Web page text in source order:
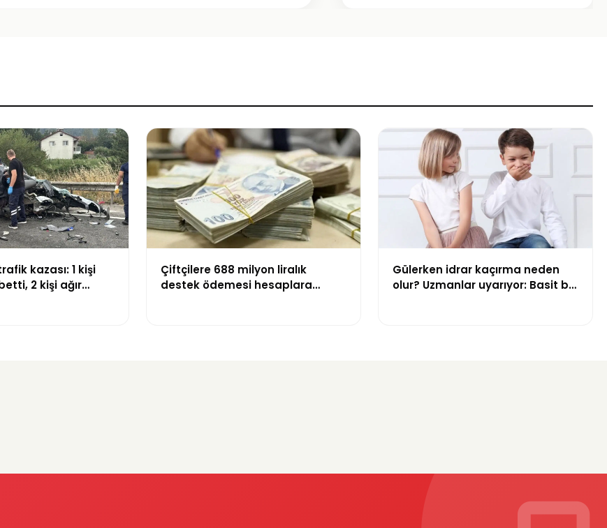
kazası: 1 kişi
2 kişi ağır
Çiftçilere 688 milyon liralık
destek ödemesi hesaplara
Gülerken idrar kaçırma neden
olur? Uzmanlar uyarıyor: Basit bir